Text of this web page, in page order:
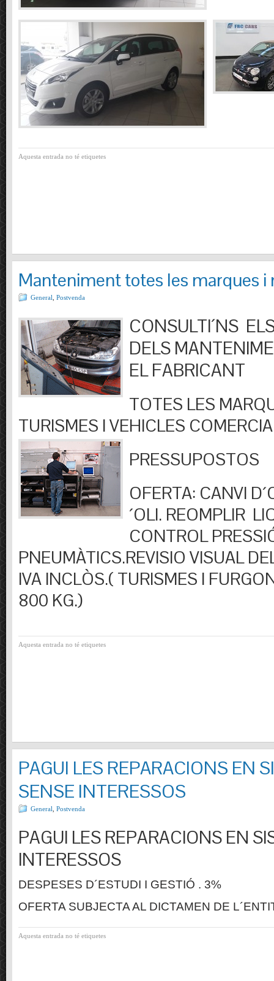
Aquesta entrada no té etiquetes
Manteniment totes les marques i
General Postvenda
CONSULTI´NS
DELS
EL FABRICANT
TOTES LES
TURISMES I VEHICLES
PRESSUPOSTOS
OFERTA: CANVI
´OLI. REOMPLIR
CONTROL
PNEUMÀTICS.REVISIO VISUAL
IVA INCLÒS.( TURISMES I
800 KG.)
Aquesta entrada no té etiquetes
PAGUI LES REPARACIONS EN
SENSE INTERESSOS
General Postvenda
PAGUI LES REPARACIONS EN
INTERESSOS
DESPESES D´ESTUDI I GESTIÓ . 3%
OFERTA SUBJECTA AL DICTAMEN DE
Aquesta entrada no té etiquetes